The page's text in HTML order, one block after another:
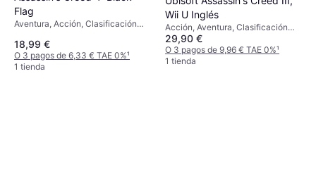
Flag
Aventura, Acción, Clasificación
18,99 €
O 3 pagos de 6,33 € TAE 0%¹
1 tienda
Wii U Inglés
Acción, Aventura, Clasificación
por edades PEGI: 18
29,90 €
O 3 pagos de 9,96 € TAE 0%¹
1 tienda